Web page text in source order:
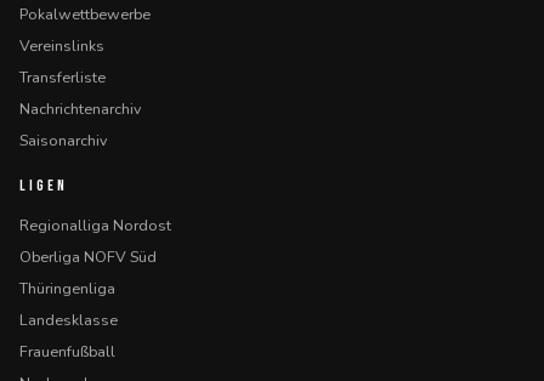
Pokalwettbewerbe
Vereinslinks
Transferliste
Nachrichtenarchiv
Saisonarchiv
LIGEN
Regionalliga Nordost
Oberliga NOFV Süd
Thüringenliga
Landesklasse
Frauenfußball